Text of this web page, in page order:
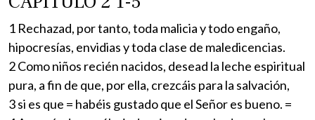
1 Rechazad, por tanto, toda malicia y todo engaño,
hipocresías, envidias y toda clase de maledicencias.
2 Como niños recién nacidos, desead la leche espiritual
pura, a fin de que, por ella, crezcáis para la salvación,
3 si es que = habéis gustado que el Señor es bueno. =